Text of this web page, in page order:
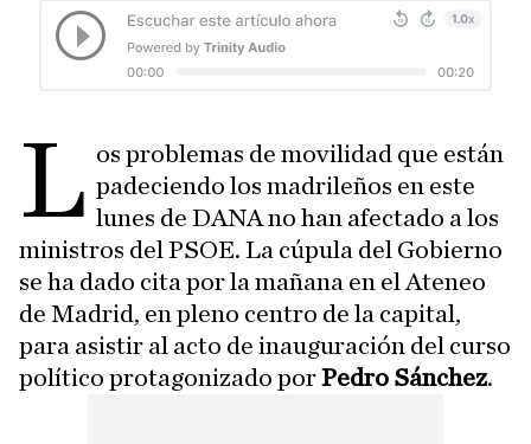
L os problemas de movilidad que están
padeciendo los madrileños en este
lunes de DANA no han afectado a los
ministros del PSOE. La cúpula del Gobierno
se ha dado cita por la mañana en el Ateneo
de Madrid, en pleno centro de la capital,
para asistir al acto de inauguración del curso
político protagonizado porPedro Sánchez.